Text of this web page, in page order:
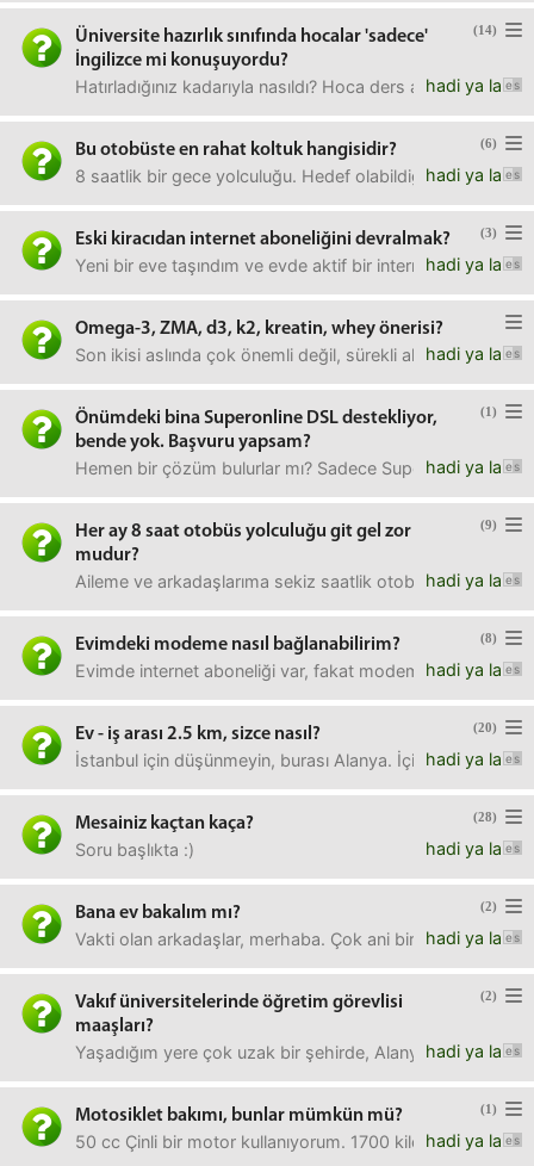
(14)
Üniversite hazırlık sınıfında hocalar 'sadece'
İngilizce mi konuşuyordu?
hadi ya la
Hatırladığınız kadarıyla nasıldı? Hoca ders anlatırken
(6)
Bu otobüste en rahat koltuk hangisidir?
hadi ya la
8 saatlik bir gece yolculuğu. Hedef olabildiğince iyi
(3)
Eski kiracıdan internet aboneliğini devralmak?
hadi ya la
Yeni bir eve taşındım ve evde aktif bir internet aboneliği
Omega-3, ZMA, d3, k2, kreatin, whey önerisi?
hadi ya la
Son ikisi aslında çok önemli değil, sürekli aldığım yerler
(1)
Önümdeki bina Superonline DSL destekliyor,
bende yok. Başvuru yapsam?
hadi ya la
Hemen bir çözüm bulurlar mı? Sadece Superbox
(9)
Her ay 8 saat otobüs yolculuğu git gel zor
mudur?
hadi ya la
Aileme ve arkadaşlarıma sekiz saatlik otobüs yolculuğu
(8)
Evimdeki modeme nasıl bağlanabilirim?
hadi ya la
Evimde internet aboneliği var, fakat modemin şifresini
(20)
Ev - iş arası 2.5 km, sizce nasıl?
hadi ya la
İstanbul için düşünmeyin, burası Alanya. İçime çok
(28)
Mesainiz kaçtan kaça?
hadi ya la
Soru başlıkta :)
(2)
Bana ev bakalım mı?
hadi ya la
Vakti olan arkadaşlar, merhaba. Çok ani bir şekilde şehir
(2)
Vakıf üniversitelerinde öğretim görevlisi
maaşları?
hadi ya la
Yaşadığım yere çok uzak bir şehirde, Alanya'da kadro
(1)
Motosiklet bakımı, bunlar mümkün mü?
hadi ya la
50 cc Çinli bir motor kullanıyorum. 1700 kilometrede.